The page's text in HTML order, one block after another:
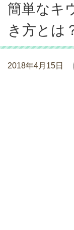
簡単なキ
き方とは
2018年4月15日